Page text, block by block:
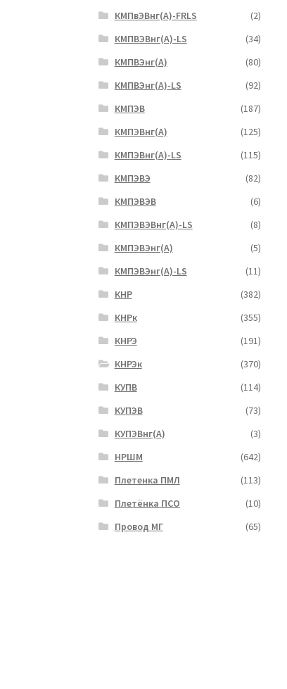
КМПвЭВнг(А)-FRLS
(2)
КМПВЭВнг(А)-LS
(34)
КМПВЭнг(А)
(80)
КМПВЭнг(А)-LS
(92)
КМПЭВ
(187)
КМПЭВнг(А)
(125)
КМПЭВнг(А)-LS
(115)
КМПЭВЭ
(82)
КМПЭВЭВ
(6)
КМПЭВЭВнг(А)-LS
(8)
КМПЭВЭнг(А)
(5)
КМПЭВЭнг(А)-LS
(11)
КНР
(382)
КНРк
(355)
КНРЭ
(191)
КНРЭк
(370)
КУПВ
(114)
КУПЭВ
(73)
КУПЭВнг(А)
(3)
НРШМ
(642)
Плетенка ПМЛ
(113)
Плетёнка ПСО
(10)
Провод МГ
(65)